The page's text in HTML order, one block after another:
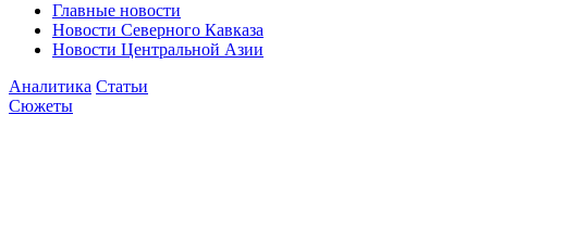
Главные новости
Новости Северного Кавказа
Новости Центральной Азии
Аналитика Статьи
Сюжеты